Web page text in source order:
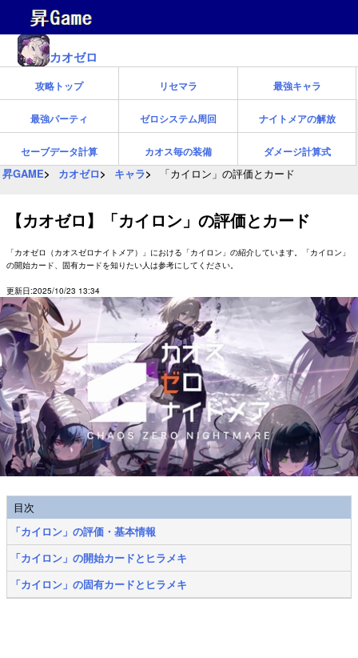
カオゼロ
攻略トップ リセマラ 最強キャラ
最強パーティ ゼロシステム周回 ナイトメアの解放
セーブデータ計算 カオス毎の装備 ダメージ計算式
昇GAME カオゼロ キャラ 「カイロン」の評価とカード
【カオゼロ】「カイロン」の評価とカード
「カオゼロ（カオスゼロナイトメア）」における「カイロン」の紹介しています。「カイロン」
の開始カード、固有カードを知りたい人は参考にしてください。
更新日:2025/10/23 13:34
目次
「カイロン」の評価・基本情報
「カイロン」の開始カードとヒラメキ
「カイロン」の固有カードとヒラメキ